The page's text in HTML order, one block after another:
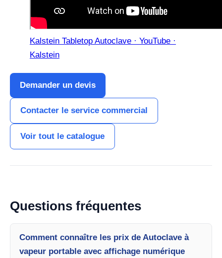
Kalstein Tabletop Autoclave · YouTube ·
Kalstein
Demander un devis
Contacter le service commercial
Voir tout le catalogue
Questions fréquentes
Comment connaître les prix de Autoclave à
vapeur portable avec affichage numérique